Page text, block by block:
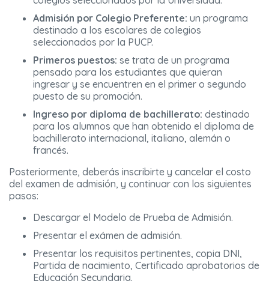
Admisión por Colegio Preferente: un programa
destinado a los escolares de colegios
seleccionados por la PUCP.
Primeros puestos: se trata de un programa
pensado para los estudiantes que quieran
ingresar y se encuentren en el primer o segundo
puesto de su promoción.
Ingreso por diploma de bachillerato: destinado
para los alumnos que han obtenido el diploma de
bachillerato internacional, italiano, alemán o
francés.
Posteriormente, deberás inscribirte y cancelar el costo
del examen de admisión, y continuar con los siguientes
pasos:
Descargar el Modelo de Prueba de Admisión.
Presentar el exámen de admisión.
Presentar los requisitos pertinentes, copia DNI,
Partida de nacimiento, Certificado aprobatorios de
Educación Secundaria.